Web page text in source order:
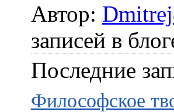
Автор:
записей в
Последние
Философское